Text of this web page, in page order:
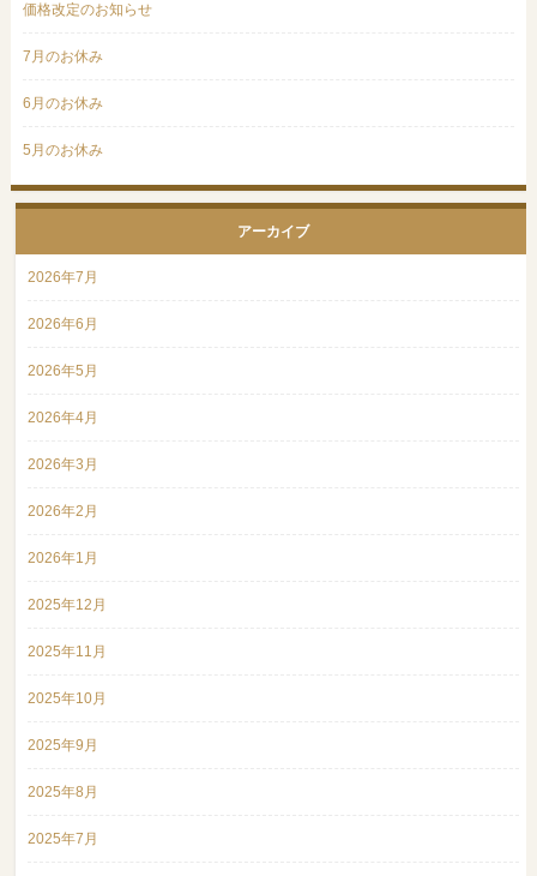
価格改定のお知らせ
7月のお休み
6月のお休み
5月のお休み
アーカイブ
2026年7月
2026年6月
2026年5月
2026年4月
2026年3月
2026年2月
2026年1月
2025年12月
2025年11月
2025年10月
2025年9月
2025年8月
2025年7月